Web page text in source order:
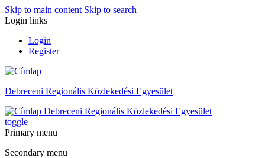
Skip to main content Skip to search
Login links
Login
Register
Debreceni Regionális Közlekedési Egyesület
Debreceni Regionális Közlekedési Egyesület
toggle
Primary menu
Secondary menu